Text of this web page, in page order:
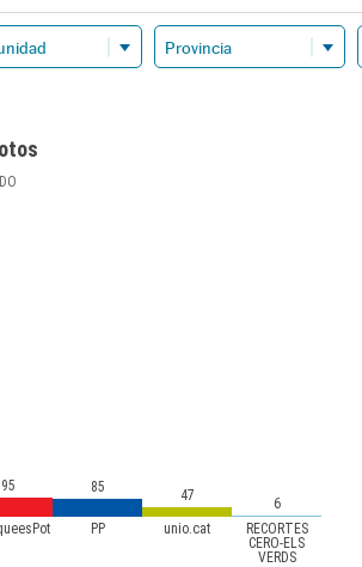
PP unio.cat
RECORTES
CERO-ELS
VERDS
95 85 47 6